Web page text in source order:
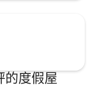
的度假屋